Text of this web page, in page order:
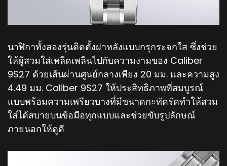
นาฬิกาทั้งสองรุ่นติดตั้งฝาหลังแบบกรุกระจกใส ซึ่งช่วย
ให้ผู้สวมใส่เพลิดเพลินไปกับความงามของ Caliber
9S27 ด้วยเส้นผ่านศูนย์กลางเพียง 20 มม. และความสูง
4.49 มม. Caliber 9S27 ให้ประสิทธิภาพที่สมบูรณ์
แบบพร้อมความเพรียวบางที่มีขนาดกะทัดรัดทำให้สวม
ใส่ได้สบายบนข้อมือทุกแบบและช่วยขับรูปลักษณ์
ภายนอกให้ดูดี